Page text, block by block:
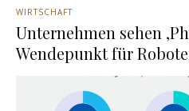
WIRTSCHAFT
Unternehmen sehen
Wendepunkt für